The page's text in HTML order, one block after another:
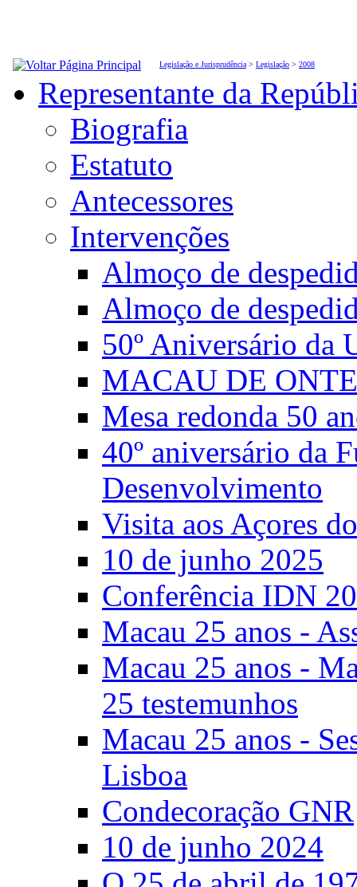
Legislação e Jurisprudência > Legislação > 2008
Representante da
Biografia
Estatuto
Antecessores
Intervenções
Almoço de
Almoço de
50º Aniversário da
MACAU DE
Mesa redonda 50
40º aniversário da
Desenvolvimento
Visita aos Açores
10 de junho 2025
Conferência IDN
Macau 25 anos -
Macau 25 anos -
25 testemunhos
Macau 25 anos -
Lisboa
Condecoração GNR
10 de junho 2024